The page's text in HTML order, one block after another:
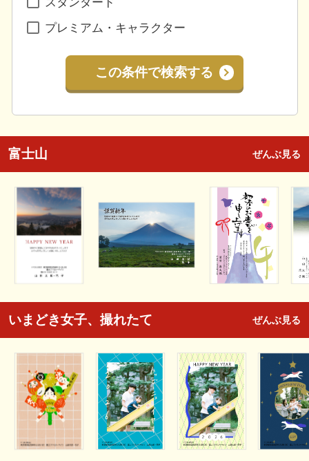
プレミアム・キャラクター
この条件で検索する
富士山 ぜんぶ見る
いまどき女子、撮れたて ぜんぶ見る